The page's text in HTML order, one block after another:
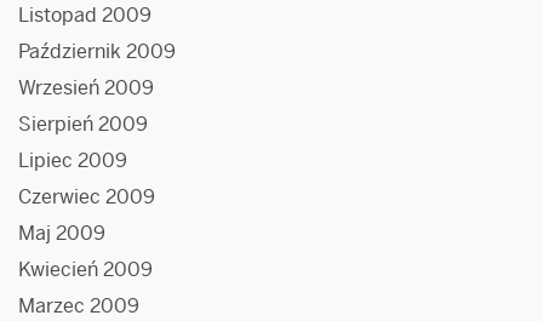
Listopad 2009
Październik 2009
Wrzesień 2009
Sierpień 2009
Lipiec 2009
Czerwiec 2009
Maj 2009
Kwiecień 2009
Marzec 2009